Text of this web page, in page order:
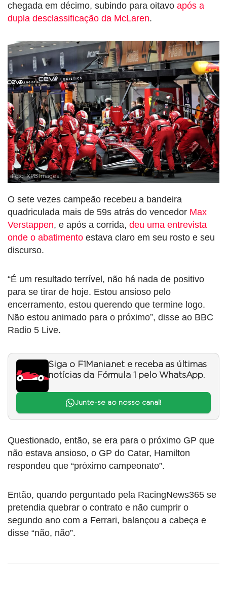
chegada em décimo, subindo para oitavo após a
dupla desclassificação da McLaren.
Foto: XPB Images
O sete vezes campeão recebeu a bandeira
quadriculada mais de 59s atrás do vencedor Max
Verstappen, e após a corrida, deu uma entrevista
onde o abatimento estava claro em seu rosto e seu
discurso.
“É um resultado terrível, não há nada de positivo
para se tirar de hoje. Estou ansioso pelo
encerramento, estou querendo que termine logo.
Não estou animado para o próximo”, disse ao BBC
Radio 5 Live.
Siga o F1Mania.net e receba as últimas
notícias da Fórmula 1 pelo WhatsApp.
Junte-se ao nosso canal!
Questionado, então, se era para o próximo GP que
não estava ansioso, o GP do Catar, Hamilton
respondeu que “próximo campeonato”.
Então, quando perguntado pela RacingNews365 se
pretendia quebrar o contrato e não cumprir o
segundo ano com a Ferrari, balançou a cabeça e
disse “não, não”.